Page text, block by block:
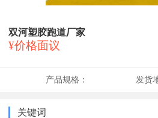
双河塑胶跑道厂家
¥价格面议
产品规格： 发货
关键词